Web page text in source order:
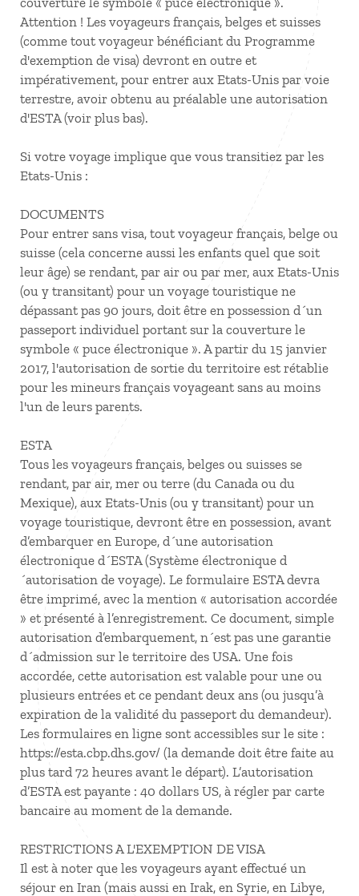
Attention ! Les voyageurs français, belges et suisses
(comme tout voyageur bénéficiant du Programme
d'exemption de visa) devront en outre et
impérativement, pour entrer aux Etats-Unis par voie
terrestre, avoir obtenu au préalable une autorisation
d'ESTA (voir plus bas).
Si votre voyage implique que vous transitiez par les
Etats-Unis :
DOCUMENTS
Pour entrer sans visa, tout voyageur français, belge ou
suisse (cela concerne aussi les enfants quel que soit
leur âge) se rendant, par air ou par mer, aux Etats-Unis
(ou y transitant) pour un voyage touristique ne
dépassant pas 90 jours, doit être en possession d´un
passeport individuel portant sur la couverture le
symbole « puce électronique ». A partir du 15 janvier
2017, l'autorisation de sortie du territoire est rétablie
pour les mineurs français voyageant sans au moins
l'un de leurs parents.
ESTA
Tous les voyageurs français, belges ou suisses se
rendant, par air, mer ou terre (du Canada ou du
Mexique), aux Etats-Unis (ou y transitant) pour un
voyage touristique, devront être en possession, avant
d’embarquer en Europe, d´une autorisation
électronique d´ESTA (Système électronique d
´autorisation de voyage). Le formulaire ESTA devra
être imprimé, avec la mention « autorisation accordée
» et présenté à l’enregistrement. Ce document, simple
autorisation d’embarquement, n´est pas une garantie
d´admission sur le territoire des USA. Une fois
accordée, cette autorisation est valable pour une ou
plusieurs entrées et ce pendant deux ans (ou jusqu’à
expiration de la validité du passeport du demandeur).
Les formulaires en ligne sont accessibles sur le site :
https://esta.cbp.dhs.gov/ (la demande doit être faite au
plus tard 72 heures avant le départ). L’autorisation
d’ESTA est payante : 40 dollars US, à régler par carte
bancaire au moment de la demande.
RESTRICTIONS A L'EXEMPTION DE VISA
Il est à noter que les voyageurs ayant effectué un
séjour en Iran (mais aussi en Irak, en Syrie, en Libye,